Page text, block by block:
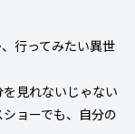
行ってみたい異世
見れないじゃない
ョーでも、自分の